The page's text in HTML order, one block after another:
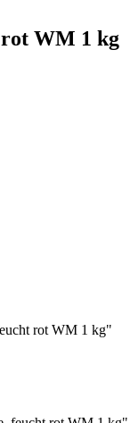
WM 1 kg
rot WM 1 kg"